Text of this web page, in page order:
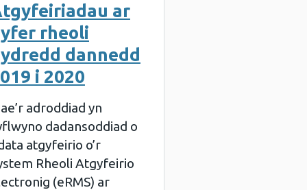
ar
rheoli
dannedd
i 2020
adroddiad yn
dadansoddiad o
atgyfeirio o’r
Rheoli Atgyfeirio
(eRMS) ar